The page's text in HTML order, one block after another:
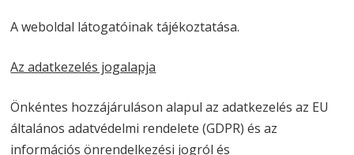
A weboldal látogatóinak tájékoztatása.
Az adatkezelés jogalapja
Önkéntes hozzájáruláson alapul az adatkezelés az EU
általános adatvédelmi rendelete (GDPR) és az
információs önrendelkezési jogról és